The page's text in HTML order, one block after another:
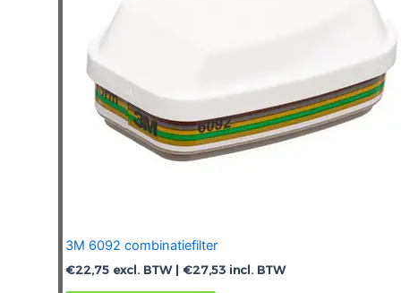
3M 6092 combinatiefilter
€22,75 excl. BTW | €27,53 incl. BTW